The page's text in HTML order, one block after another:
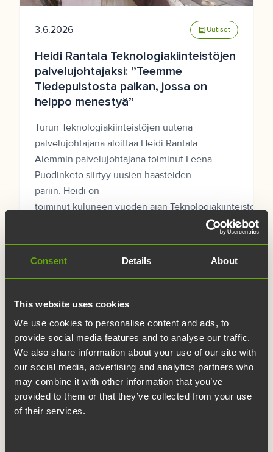
Consent Details About
This website uses cookies
We use cookies to personalise content and ads, to
provide social media features and to analyse our traffic.
We also share information about your use of our site with
our social media, advertising and analytics partners who
may combine it with other information that you’ve
provided to them or that they’ve collected from your use
of their services.
3.6.2026 article Uutiset
Heidi Rantala Teknologiakiinteistöjen
palvelujohtajaksi: ”Teemme
Tiedepuistosta paikan, jossa on
helppo menestyä”
Turun Teknologiakiinteistöjen uutena
palvelujohtajana aloittaa Heidi Rantala.
Aiemmin palvelujohtajana toiminut Leena
Puodinketo siirtyy uusien haasteiden
pariin. Heidi on
toiminut kuluneen vuoden ajan Teknologiakiinteistöjen
asiakkuuspäällikkönä sekä osallistunut myös
kumppanuusmyyntiin. Heidillä...